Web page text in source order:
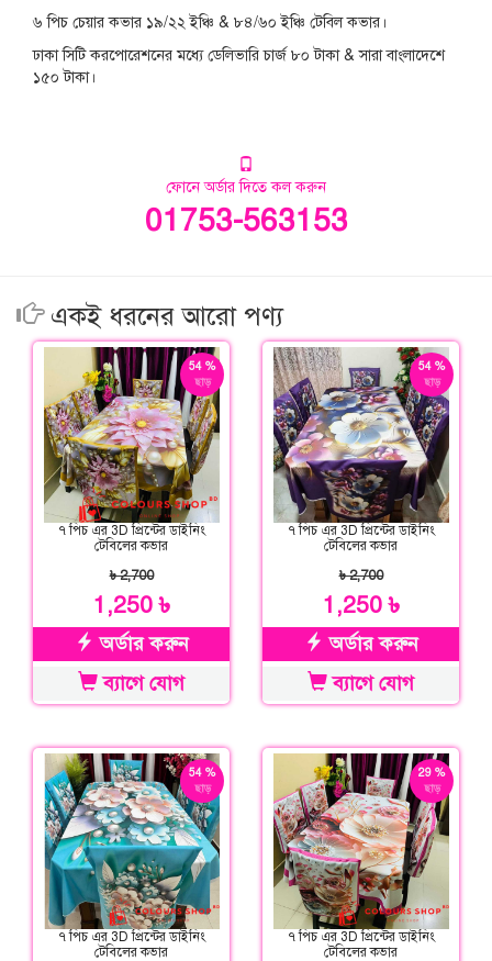
৬ পিচ চেয়ার কভার ১৯/২২ ইঞ্চি & ৮৪/৬০ ইঞ্চি টেবিল কভার।
ঢাকা সিটি করপোরেশনের মধ্যে ডেলিভারি চার্জ ৮০ টাকা & সারা বাংলাদেশে
১৫০ টাকা।
ফোনে অর্ডার দিতে কল করুন
01753-563153
একই ধরনের আরো পণ্য
54 %
ছাড়
৭ পিচ এর 3D প্রিন্টের ডাইনিং
টেবিলের কভার
৳ 2,700
1,250 ৳
অর্ডার করুন
ব্যাগে যোগ
54 %
ছাড়
৭ পিচ এর 3D প্রিন্টের ডাইনিং
টেবিলের কভার
৳ 2,700
1,250 ৳
অর্ডার করুন
ব্যাগে যোগ
54 %
ছাড়
৭ পিচ এর 3D প্রিন্টের ডাইনিং
টেবিলের কভার
29 %
ছাড়
৭ পিচ এর 3D প্রিন্টের ডাইনিং
টেবিলের কভার